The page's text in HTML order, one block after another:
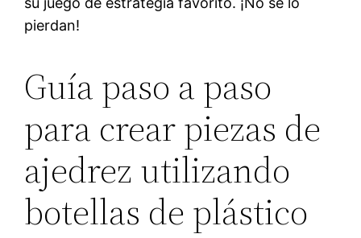
pierdan!
Guía paso a paso
para crear piezas de
ajedrez utilizando
botellas de plástico